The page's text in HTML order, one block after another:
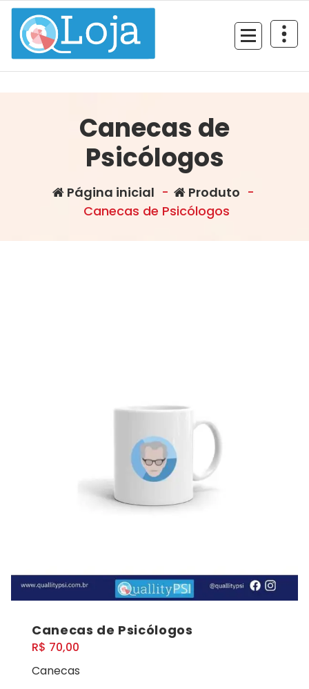
Pular
para
conteúdo
Canecas de
Psicólogos
Página inicial - Produto -
Canecas de Psicólogos
Canecas de Psicólogos
R$ 70,00
Canecas